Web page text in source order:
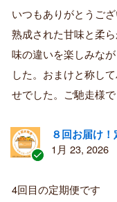
証
済
み
購
者
いつもありがとうご
熟成された甘味と柔
味の違いを楽しみな
した。おまけと称し
せでした。ご馳走様で
証
済
８回お届け
1月 23, 2026
4回目の定期便です